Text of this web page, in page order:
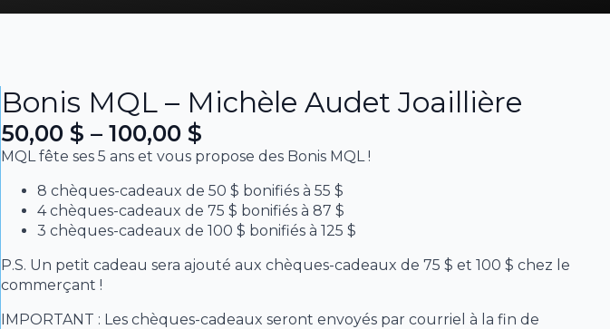
Bonis MQL – Michèle Audet Joaillière
50,00 $ – 100,00 $
Plage
prix :
50,00 $
à
100,00 $
MQL fête ses 5 ans et vous propose des Bonis MQL !
8 chèques-cadeaux de 50 $ bonifiés à 55 $
4 chèques-cadeaux de 75 $ bonifiés à 87 $
3 chèques-cadeaux de 100 $ bonifiés à 125 $
P.S. Un petit cadeau sera ajouté aux chèques-cadeaux de 75 $ et 100 $ chez le
commerçant !
IMPORTANT : Les chèques-cadeaux seront envoyés par courriel à la fin de